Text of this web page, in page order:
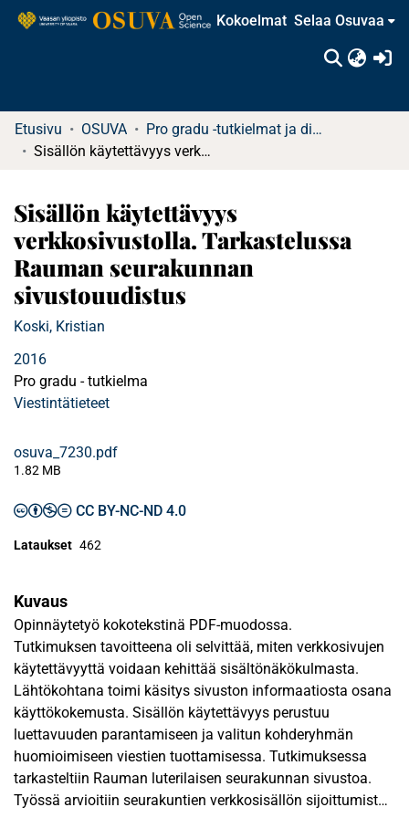
Kokoelmat Selaa Osuvaa
Etusivu OSUVA
Pro gradu -tutkielmat ja diplomityöt
Sisällön käytettävyys verkkosivustolla. Tarkastelussa Rauman seurakunnan sivustouudistus
Sisällön käytettävyys
verkkosivustolla. Tarkastelussa
Rauman seurakunnan
sivustouudistus
Koski, Kristian
2016
Pro gradu - tutkielma
Viestintätieteet
osuva_7230.pdf
1.82 MB
CC BY-NC-ND 4.0
Lataukset 462
Kuvaus
Opinnäytetyö kokotekstinä PDF-muodossa.
Tutkimuksen tavoitteena oli selvittää, miten verkkosivujen
käytettävyyttä voidaan kehittää sisältönäkökulmasta.
Lähtökohtana toimi käsitys sivuston informaatiosta osana
käyttökokemusta. Sisällön käytettävyys perustuu
luettavuuden parantamiseen ja valitun kohderyhmän
huomioimiseen viestien tuottamisessa. Tutkimuksessa
tarkasteltiin Rauman luterilaisen seurakunnan sivustoa.
Työssä arvioitiin seurakuntien verkkosisällön sijoittumista